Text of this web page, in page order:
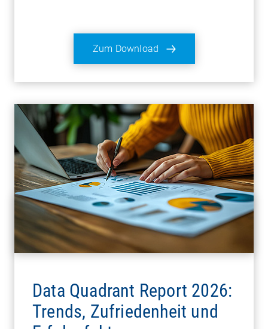
Zum Download
Data Quadrant Report 2026:
Trends, Zufriedenheit und